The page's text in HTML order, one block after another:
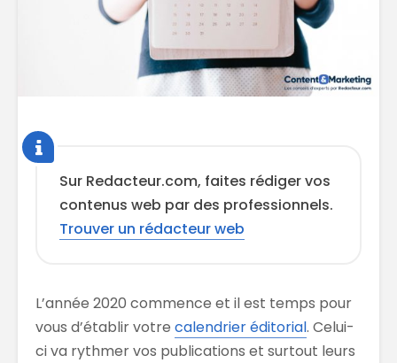
Sur Redacteur.com, faites rédiger vos
contenus web par des professionnels.
Trouver un rédacteur web
L’année 2020 commence et il est temps pour
vous d’établir votre calendrier éditorial. Celui-
ci va rythmer vos publications et surtout leurs